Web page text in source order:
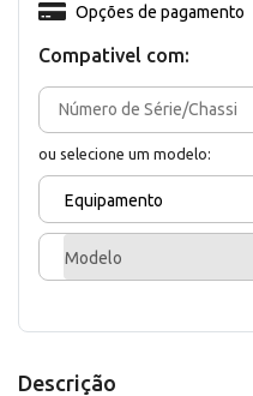
Compativel com:
ou selecione um modelo:
Equipamento
Modelo
Opções de pagamento
Descrição